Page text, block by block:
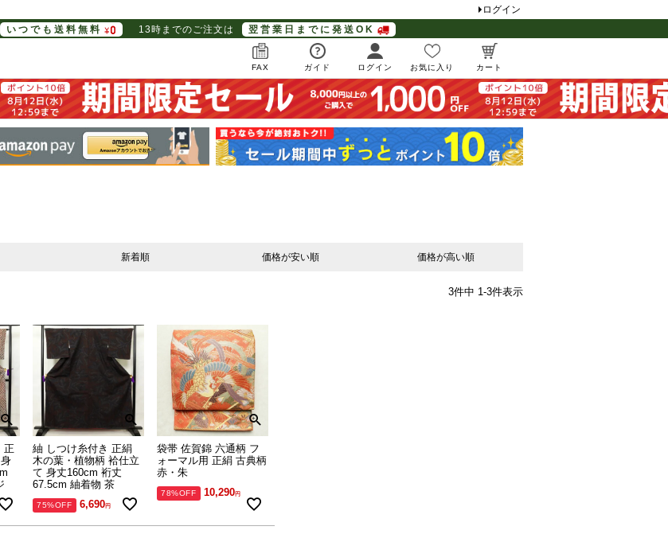
ログイン
いつでも送料無料 13時までのご注文は 翌営業日までに発送OK
FAX ガイド ログイン お気に入り カート
新着順 価格が安い順 価格が高い順
3件中 1-3件表示
正
紬 しつけ糸付き 正絹
木の葉・植物柄 袷仕立
て 身丈160cm 裄丈
67.5cm 紬着物 茶
75%OFF 6,690
袋帯 佐賀錦 六通柄 フ
ォーマル用 正絹 古典柄
赤・朱
78%OFF 10,290